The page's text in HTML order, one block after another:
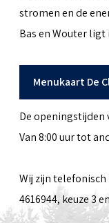
stromen en de
Bas en Wouter
Menukaart De
De openingstijden
Van 8:00 uur tot
Wij zijn
4616944, keuze 3